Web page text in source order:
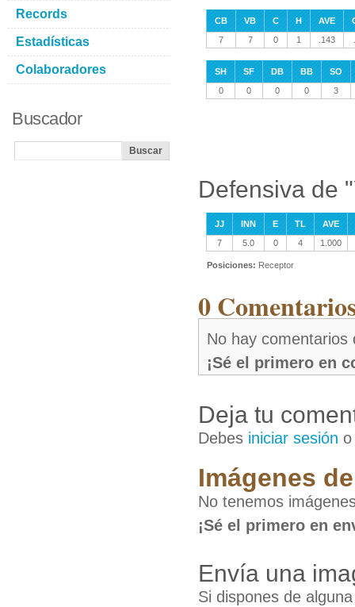
CB VB C H AVE
7
7 0 1 .143
SH SF DB BB
SO
0
0 0 0 3
Defensiva de
JJ INN E TL
AVE
7
5.0 0 4 1.000
Posiciones: Receptor
0
No hay comentarios
¡Sé el primero en
Deja tu
Debes iniciar sesión
Imágenes
No tenemos
¡Sé el primero en
Envía una
Si dispones de
Records
Estadísticas
Colaboradores
Buscador